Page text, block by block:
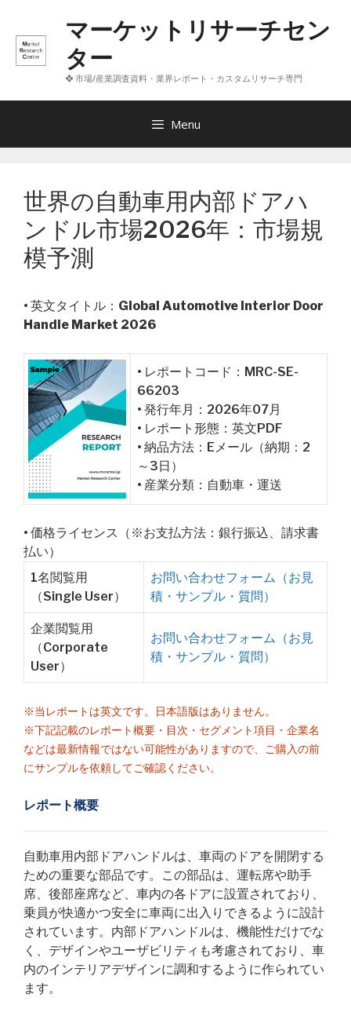
へ
マーケットリサーチセン
ター
❖ 市場/産業調査資料・業界レポート・カスタムリサーチ専門
Menu
世界の自動車用内部ドアハ
ンドル市場2026年：市場規
模予測
• 英文タイトル： Global Automotive Interior Door
Handle Market 2026
• レポートコード：MRC-SE-
66203
• 発行年月：2026年07月
• レポート形態：英文PDF
• 納品方法：Eメール（納期：2
～3日）
• 産業分類：自動車・運送
• 価格ライセンス（※お支払方法：銀行振込、請求書
払い）
1名閲覧用
（Single User）
お問い合わせフォーム（お見
積・サンプル・質問）
企業閲覧用
（Corporate
User）
お問い合わせフォーム（お見
積・サンプル・質問）
※当レポートは英文です。日本語版はありません。
※下記記載のレポート概要・目次・セグメント項目・企業名
などは最新情報ではない可能性がありますので、ご購入の前
にサンプルを依頼してご確認ください。
レポート概要
自動車用内部ドアハンドルは、車両のドアを開閉する
ための重要な部品です。この部品は、運転席や助手
席、後部座席など、車内の各ドアに設置されており、
乗員が快適かつ安全に車両に出入りできるように設計
されています。内部ドアハンドルは、機能性だけでな
く、デザインやユーザビリティも考慮されており、車
内のインテリアデザインに調和するように作られてい
ます。